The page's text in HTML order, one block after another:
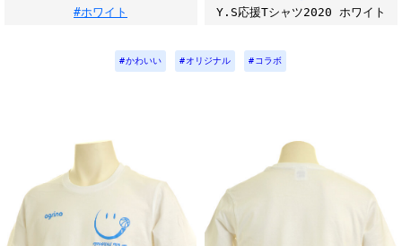
#ホワイト Y.S応援Tシャツ2020 ホワイト
かわいい オリジナル コラボ